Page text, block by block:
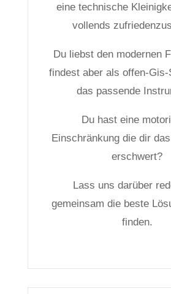
eine technische
vollends
Du liebst den modernen
findest aber als offen-
das passende
Du hast eine
Einschränkung die dir
erschwert?
Lass uns darüber
gemeinsam die beste
finden.